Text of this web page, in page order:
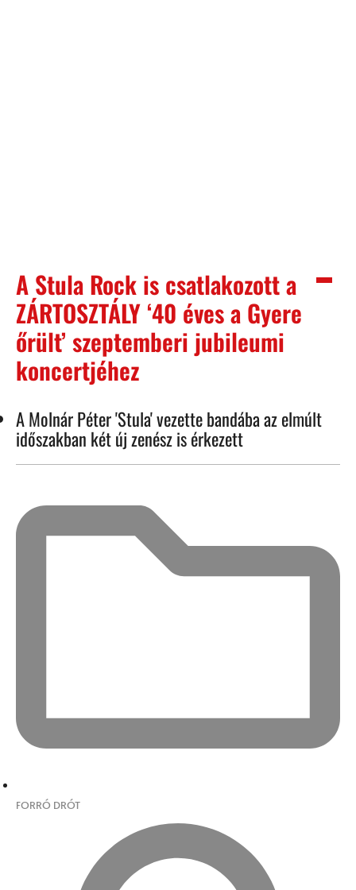
A Stula Rock is csatlakozott a
ZÁRTOSZTÁLY ‘40 éves a Gyere
őrült’ szeptemberi jubileumi
koncertjéhez
A Molnár Péter 'Stula' vezette bandába az elmúlt
időszakban két új zenész is érkezett
FORRÓ DRÓT